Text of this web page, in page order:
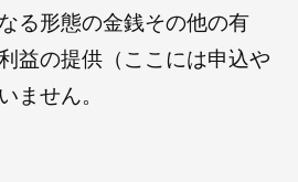
る形態の金銭その他の有
益の提供（ここには申込や
ません。